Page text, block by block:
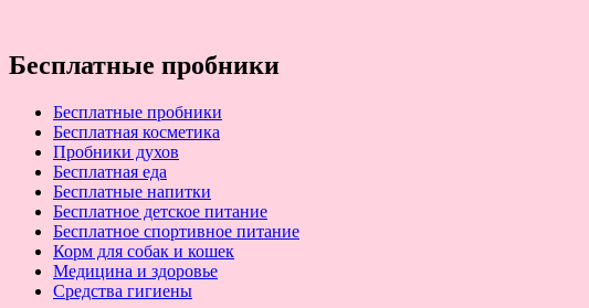
Бесплатные пробники
Бесплатные пробники
Бесплатная косметика
Пробники духов
Бесплатная еда
Бесплатные напитки
Бесплатное детское питание
Бесплатное спортивное питание
Корм для собак и кошек
Медицина и здоровье
Средства гигиены